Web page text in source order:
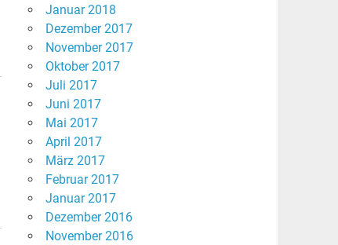
Januar 2018
Dezember 2017
November 2017
Oktober 2017
Juli 2017
Juni 2017
Mai 2017
April 2017
März 2017
Februar 2017
Januar 2017
Dezember 2016
November 2016